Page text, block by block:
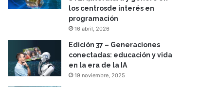
los centrosde interés en
programación
16 abril, 2026
Edición 37 – Generaciones
conectadas: educación y vida
en la era de la IA
19 noviembre, 2025